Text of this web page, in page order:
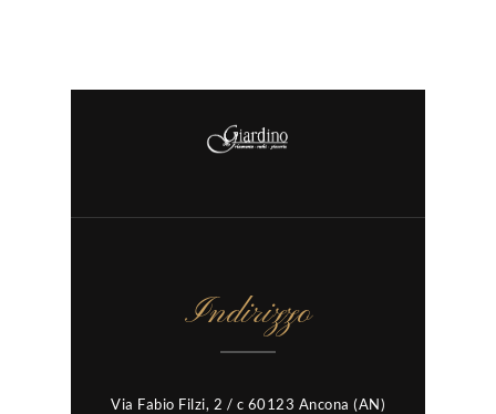
Indirizzo
Via Fabio Filzi, 2 / c 60123 Ancona (AN)